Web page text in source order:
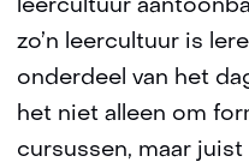
leercultuur
zo’n leercultuur is
onderdeel van het
het niet alleen om
cursussen, maar